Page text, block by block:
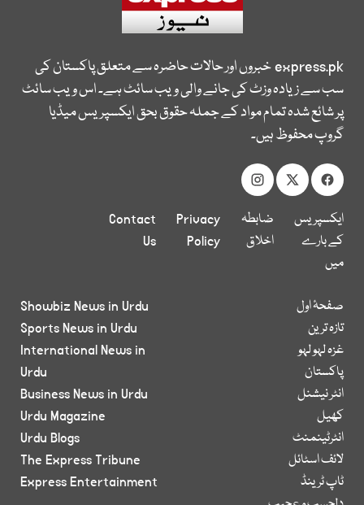
express.pkخبروں اور حالات حاضرہ سے متعلق پاکستان کی
سب سے زیادہ وزٹ کی جانے والی ویب سائٹ ہے۔ اس ویب سائٹ
پر شائع شدہ تمام مواد کے جملہ حقوق بحق ایکسپریس میڈیا
گروپ محفوظ ہیں۔
ایکسپریس
کے بارے
میں
ضابطہ
اخلاق
Privacy
Policy
Contact
Us
صفحۂ اول
تازہ ترین
غزہ لہو لہو
پاکستان
انٹر نیشنل
کھیل
انٹرٹینمنٹ
لائف اسٹائل
ٹاپ ٹرینڈ
Showbiz News in Urdu
Sports News in Urdu
International News in
Urdu
Business News in Urdu
Urdu Magazine
Urdu Blogs
The Express Tribune
Express Entertainment